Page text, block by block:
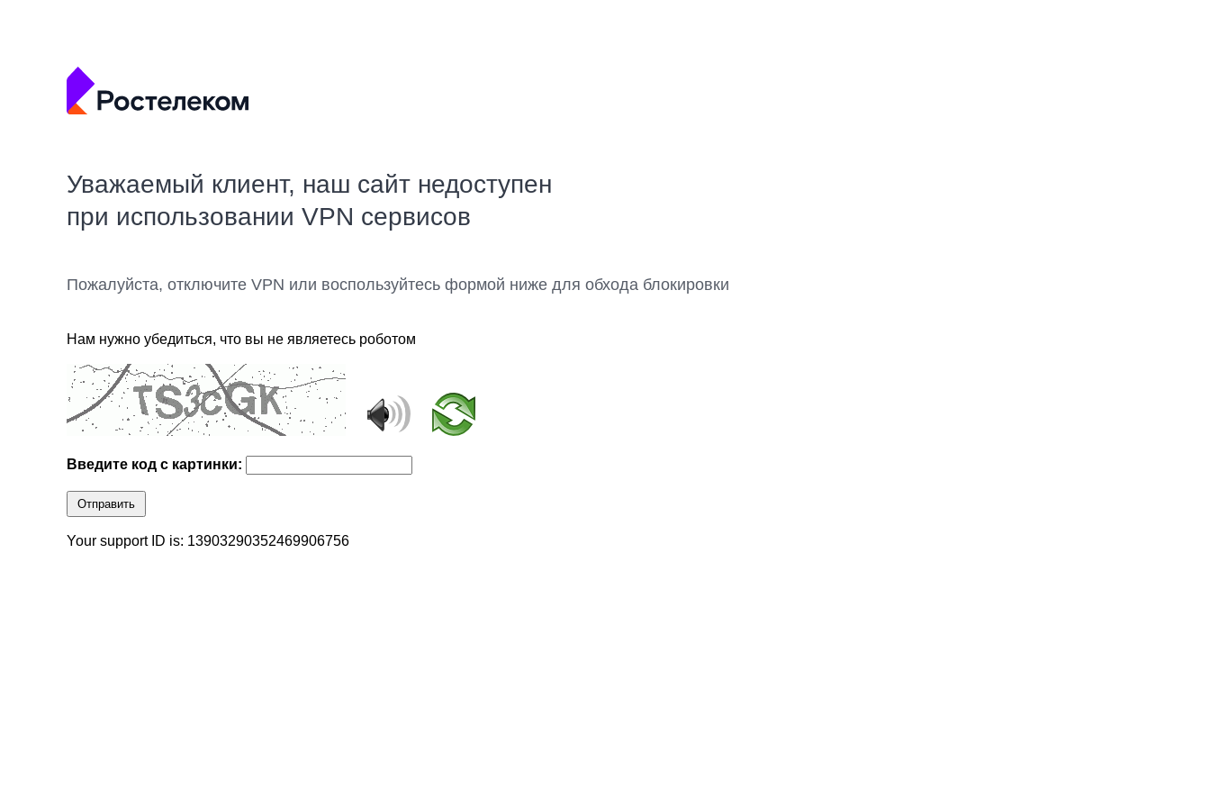
Уважаемый клиент, наш сайт недоступен
при использовании VPN сервисов
Пожалуйста, отключите VPN или воспользуйтесь формой ниже для обхода блокировки
Нам нужно убедиться, что вы не являетесь роботом
Введите код с картинки:
Отправить
Your support ID is: 13903290352469906756